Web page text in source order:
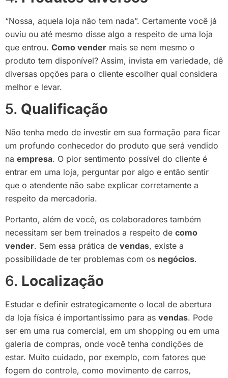
“Nossa, aquela loja não tem nada”. Certamente você já
ouviu ou até mesmo disse algo a respeito de uma loja
que entrou. Como vender mais se nem mesmo o
produto tem disponível? Assim, invista em variedade, dê
diversas opções para o cliente escolher qual considera
melhor e levar.
5. Qualificação
Não tenha medo de investir em sua formação para ficar
um profundo conhecedor do produto que será vendido
na empresa. O pior sentimento possível do cliente é
entrar em uma loja, perguntar por algo e então sentir
que o atendente não sabe explicar corretamente a
respeito da mercadoria.
Portanto, além de você, os colaboradores também
necessitam ser bem treinados a respeito de como
vender. Sem essa prática de vendas, existe a
possibilidade de ter problemas com os negócios.
6. Localização
Estudar e definir estrategicamente o local de abertura
da loja física é importantíssimo para as vendas. Pode
ser em uma rua comercial, em um shopping ou em uma
galeria de compras, onde você tenha condições de
estar. Muito cuidado, por exemplo, com fatores que
fogem do controle, como movimento de carros,